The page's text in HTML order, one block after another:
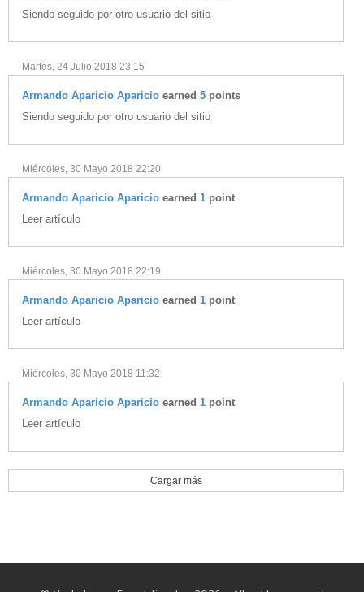
Siendo seguido por otro usuario del sitio
Martes, 24 Julio 2018 23:15
Armando Aparicio Aparicio earned 5 points
Siendo seguido por otro usuario del sitio
Miércoles, 30 Mayo 2018 22:20
Armando Aparicio Aparicio earned 1 point
Leer artículo
Miércoles, 30 Mayo 2018 22:19
Armando Aparicio Aparicio earned 1 point
Leer artículo
Miércoles, 30 Mayo 2018 11:32
Armando Aparicio Aparicio earned 1 point
Leer artículo
Cargar más